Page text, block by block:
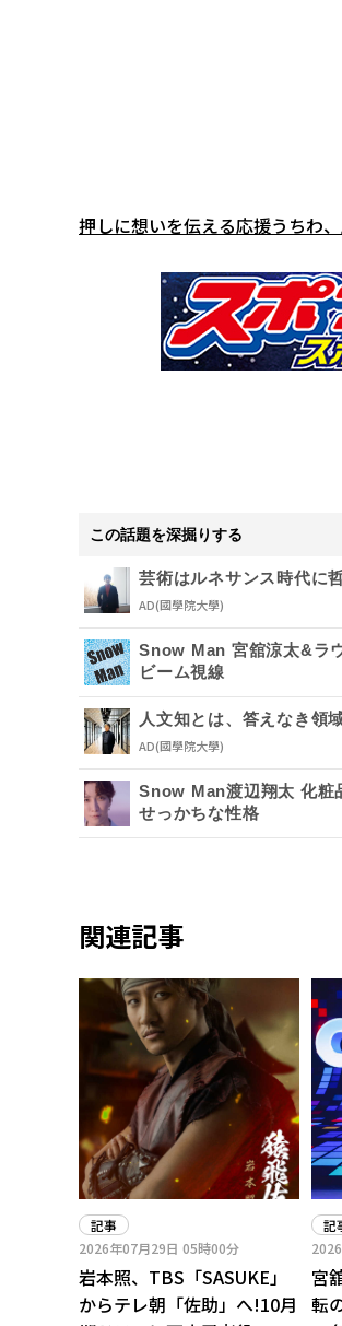
押しに想いを伝える応援うちわ
この話題を深掘りする
芸術はルネサンス時代に
AD(國學院大學)
Snow Man 宮舘涼太&ラ
ビーム視線
人文知とは、答えなき領
AD(國學院大學)
Snow Man渡辺翔太 化粧
せっかちな性格
関連記事
記事
2026年07月29日 05時00分
岩本照、TBS「SASUKE」
からテレ朝「佐助」へ!10月
記
宮
転